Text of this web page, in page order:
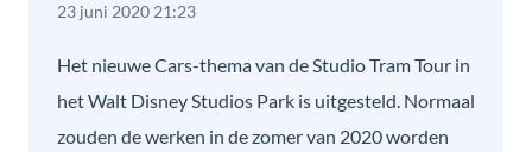
23 juni 2020 21:23
Het nieuwe Cars-thema van de Studio Tram Tour in
het Walt Disney Studios Park is uitgesteld. Normaal
zouden de werken in de zomer van 2020 worden